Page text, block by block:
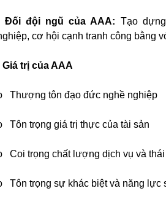
Đối đội ngũ của AAA: Tạo
cơ hội cạnh tranh công bằng
Giá trị của AAA
Thượng tôn đạo đức nghề nghiệp
Tôn trọng giá trị thực của tài sản
Coi trọng chất lượng dịch vụ và thái
Tôn trọng sự khác biệt và năng lực